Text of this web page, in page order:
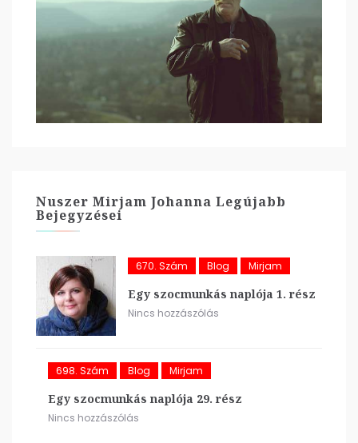
Nuszer Mirjam Johanna Legújabb
Bejegyzései
670. Szám Blog Mirjam
Egy szocmunkás naplója 1. rész
Nincs hozzászólás
698. Szám Blog Mirjam
Egy szocmunkás naplója 29. rész
Nincs hozzászólás